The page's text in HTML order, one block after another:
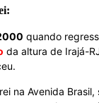
quando
da altura de Irajá-
na Avenida